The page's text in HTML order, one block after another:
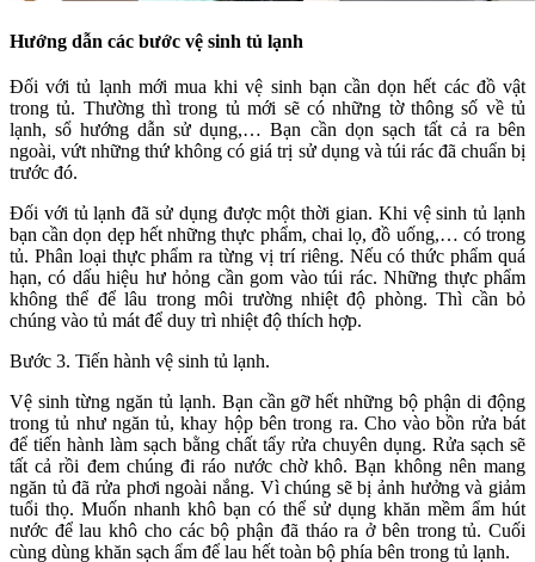
Hướng dẫn các bước vệ sinh tủ lạnh
Đối với tủ lạnh mới mua khi vệ sinh bạn cần dọn hết các đồ vật
trong tủ. Thường thì trong tủ mới sẽ có những tờ thông số về tủ
lạnh, sổ hướng dẫn sử dụng,… Bạn cần dọn sạch tất cả ra bên
ngoài, vứt những thứ không có giá trị sử dụng và túi rác đã chuẩn bị
trước đó.
Đối với tủ lạnh đã sử dụng được một thời gian. Khi vệ sinh tủ lạnh
bạn cần dọn dẹp hết những thực phẩm, chai lọ, đồ uống,… có trong
tủ. Phân loại thực phẩm ra từng vị trí riêng. Nếu có thức phẩm quá
hạn, có dấu hiệu hư hỏng cần gom vào túi rác. Những thực phẩm
không thể để lâu trong môi trường nhiệt độ phòng. Thì cần bỏ
chúng vào tủ mát để duy trì nhiệt độ thích hợp.
Bước 3. Tiến hành vệ sinh tủ lạnh.
Vệ sinh từng ngăn tủ lạnh. Bạn cần gỡ hết những bộ phận di động
trong tủ như ngăn tủ, khay hộp bên trong ra. Cho vào bồn rửa bát
để tiến hành làm sạch bằng chất tẩy rửa chuyên dụng. Rửa sạch sẽ
tất cả rồi đem chúng đi ráo nước chờ khô. Bạn không nên mang
ngăn tủ đã rửa phơi ngoài nắng. Vì chúng sẽ bị ảnh hưởng và giảm
tuổi thọ. Muốn nhanh khô bạn có thể sử dụng khăn mềm ẩm hút
nước để lau khô cho các bộ phận đã tháo ra ở bên trong tủ. Cuối
cùng dùng khăn sạch ẩm để lau hết toàn bộ phía bên trong tủ lạnh.